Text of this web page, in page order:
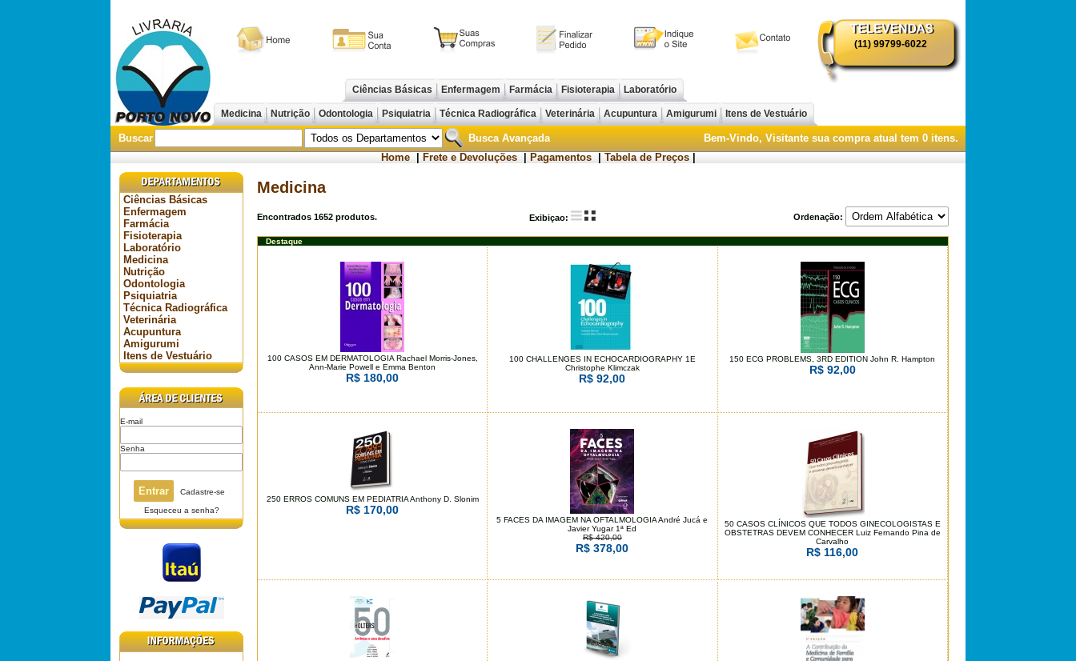
(11) 99799-6022
Ciências Básicas Enfermagem Farmácia Fisioterapia Laboratório
Medicina Nutrição Odontologia Psiquiatria Técnica Radiográfica Veterinária Acupuntura Amigurumi Itens de Vestuário
Buscar Busca Avançada Bem-Vindo, Visitantesua compra atual tem0itens.
Home| Frete e Devoluções| Pagamentos| Tabela de Preços|
Ciências Básicas
Enfermagem
Farmácia
Fisioterapia
Laboratório
Medicina
Nutrição
Odontologia
Psiquiatria
Técnica Radiográfica
Veterinária
Acupuntura
Amigurumi
Itens de Vestuário
E-mail
Senha
Cadastre-se
Esqueceu a senha?
Medicina
Encontrados 1652 produtos. Exibiçao: Ordenação:
Destaque
100 CASOS EM DERMATOLOGIA Rachael Morris-Jones,
Ann-Marie Powell e Emma Benton
R$ 180,00
100 CHALLENGES IN ECHOCARDIOGRAPHY 1E
Christophe Klimczak
R$ 92,00
150 ECG PROBLEMS, 3RD EDITION John R. Hampton
R$ 92,00
250 ERROS COMUNS EM PEDIATRIA Anthony D. Slonim
R$ 170,00
5 FACES DA IMAGEM NA OFTALMOLOGIA André Jucá e
Javier Yugar 1ª Ed
R$ 420,00
R$ 378,00
50 CASOS CLÍNICOS QUE TODOS GINECOLOGISTAS E
OBSTETRAS DEVEM CONHECER Luiz Fernando Pina de
Carvalho
R$ 116,00